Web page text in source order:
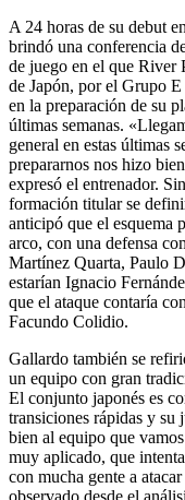
A 24 horas de su debut
brindó una conferencia
de juego en el que River
de Japón, por el Grupo
en la preparación de su
últimas semanas.
general en estas últimas
prepararnos nos hizo
expresó el entrenador.
formación titular se
anticipó que el esquema
arco, con una defensa
Martínez Quarta, Paulo
estarían Ignacio
que el ataque contaría
Facundo Colidio.
Gallardo también se
un equipo con gran
El conjunto japonés es
transiciones rápidas y
bien al equipo que
muy aplicado, que
con mucha gente a
observado desde el